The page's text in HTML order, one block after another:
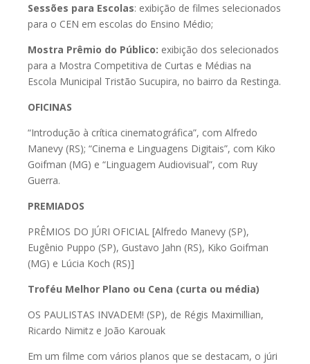
Sessões para Escolas: exibição de filmes selecionados
para o CEN em escolas do Ensino Médio;
Mostra Prêmio do Público: exibição dos selecionados
para a Mostra Competitiva de Curtas e Médias na
Escola Municipal Tristão Sucupira, no bairro da Restinga.
OFICINAS
“Introdução à crítica cinematográfica”, com Alfredo
Manevy (RS); “Cinema e Linguagens Digitais”, com Kiko
Goifman (MG) e “Linguagem Audiovisual”, com Ruy
Guerra.
PREMIADOS
PRÊMIOS DO JÚRI OFICIAL [Alfredo Manevy (SP),
Eugênio Puppo (SP), Gustavo Jahn (RS), Kiko Goifman
(MG) e Lúcia Koch (RS)]
Troféu Melhor Plano ou Cena (curta ou média)
OS PAULISTAS INVADEM! (SP), de Régis Maximillian,
Ricardo Nimitz e João Karouak
Em um filme com vários planos que se destacam, o júri